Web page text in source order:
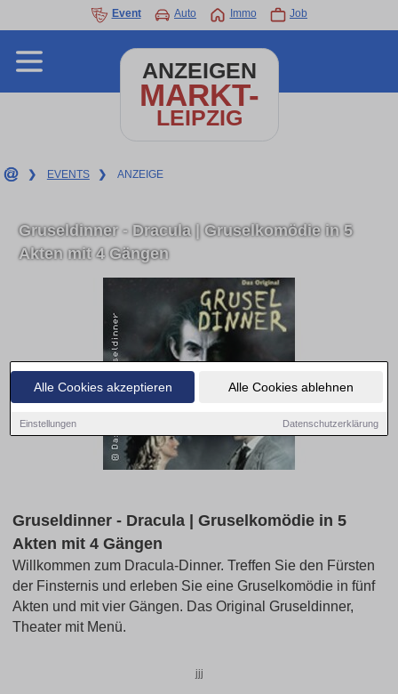
Alle Cookies akzeptieren Alle Cookies ablehnen
Einstellungen Datenschutzerklärung
Event Auto Immo Job
ANZEIGEN
MARKT-
LEIPZIG
❯ EVENTS ❯ ANZEIGE
Gruseldinner - Dracula | Gruselkomödie in 5
Akten mit 4 Gängen
Gruseldinner - Dracula | Gruselkomödie in 5
Akten mit 4 Gängen
Willkommen zum Dracula-Dinner. Treffen Sie den Fürsten
der Finsternis und erleben Sie eine Gruselkomödie in fünf
Akten und mit vier Gängen. Das Original Gruseldinner,
Theater mit Menü.
jjj